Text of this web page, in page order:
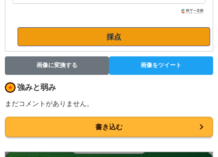
採点
画像に変換する 画像をツイート
強みと弱み
まだコメントがありません。
書き込む